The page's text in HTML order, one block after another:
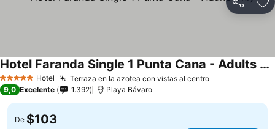
Compartir
5 Estrellas Hotel Terraza en la azotea con vistas al centro
Hotel Faranda Single 1 Punta Cana - Adults Only
9,0 Excelente 1.392 Playa Bávaro
De $103